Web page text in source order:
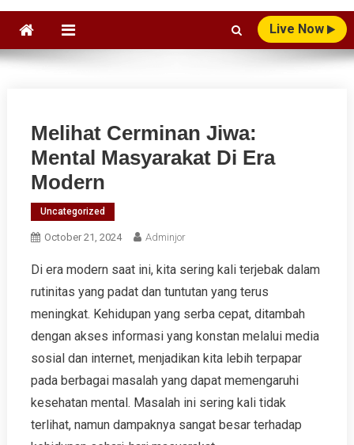
Live Now
Melihat Cerminan Jiwa:
Mental Masyarakat Di Era
Modern
Uncategorized
October 21, 2024 Adminjor
Di era modern saat ini, kita sering kali terjebak dalam
rutinitas yang padat dan tuntutan yang terus
meningkat. Kehidupan yang serba cepat, ditambah
dengan akses informasi yang konstan melalui media
sosial dan internet, menjadikan kita lebih terpapar
pada berbagai masalah yang dapat memengaruhi
kesehatan mental. Masalah ini sering kali tidak
terlihat, namun dampaknya sangat besar terhadap